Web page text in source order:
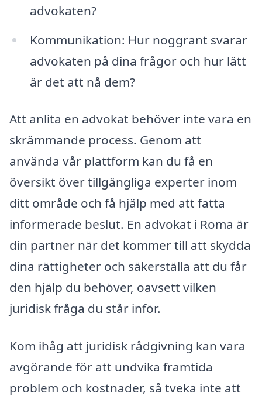
advokaten?
Kommunikation: Hur noggrant svarar
advokaten på dina frågor och hur lätt
är det att nå dem?
Att anlita en advokat behöver inte vara en
skrämmande process. Genom att
använda vår plattform kan du få en
översikt över tillgängliga experter inom
ditt område och få hjälp med att fatta
informerade beslut. En advokat i Roma är
din partner när det kommer till att skydda
dina rättigheter och säkerställa att du får
den hjälp du behöver, oavsett vilken
juridisk fråga du står inför.
Kom ihåg att juridisk rådgivning kan vara
avgörande för att undvika framtida
problem och kostnader, så tveka inte att